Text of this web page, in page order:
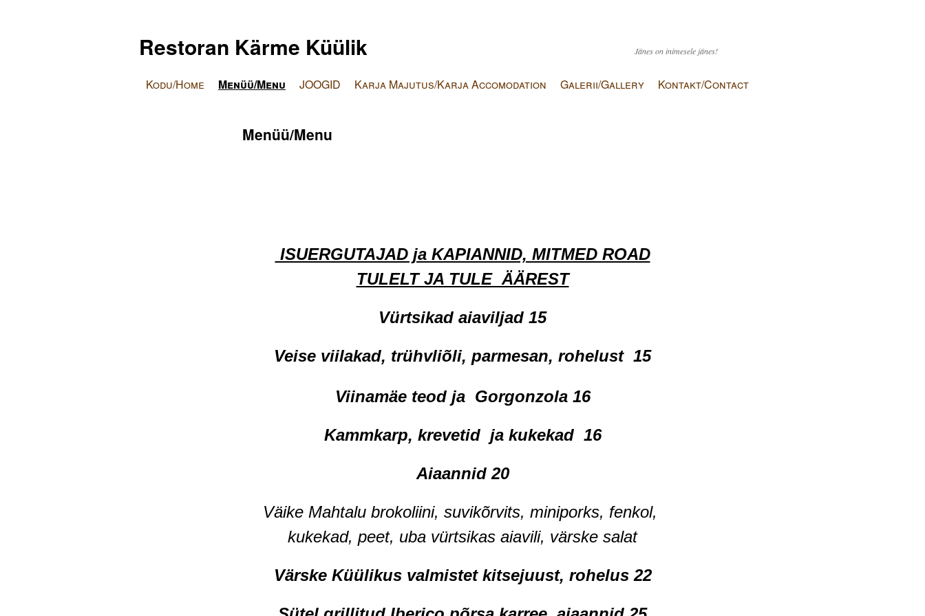
Restoran Kärme Küülik Jänes on inimesele jänes!
Kodu/Home Menüü/Menu JOOGID Karja Majutus/Karja Accomodation Galerii/Gallery Kontakt/Contact
Menüü/Menu
ISUERGUTAJAD ja KAPIANNID, MITMED ROAD
TULELT JA TULE ÄÄREST
Vürtsikad aiaviljad 15
Veise viilakad, trühvliõli, parmesan, rohelust 15
Viinamäe teod ja Gorgonzola 16
Kammkarp, krevetid ja kukekad 16
Aiaannid 20
Väike Mahtalu brokoliini, suvikõrvits, miniporks, fenkol,
kukekad, peet, uba vürtsikas aiavili, värske salat
Värske Küülikus valmistet kitsejuust, rohelus 22